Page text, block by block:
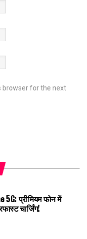
browser for the next
5G: प्रीमियम फोन में
चार्जिंग!